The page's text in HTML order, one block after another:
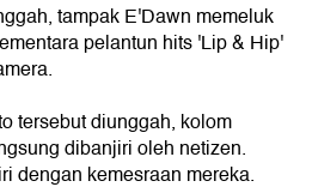
tampak E'Dawn memeluk
pelantun hits 'Lip & Hip'
tersebut diunggah, kolom
dibanjiri oleh netizen.
dengan kemesraan mereka.